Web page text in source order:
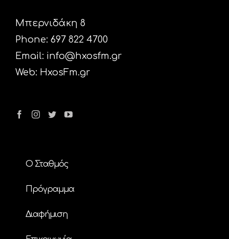
Μπερνιδάκη 8
Phone: 697 822 4700
Email: info@hxosfm.gr
Web: HxosFm.gr
Ο Σταθμός
Πρόγραμμα
Διαφήμιση